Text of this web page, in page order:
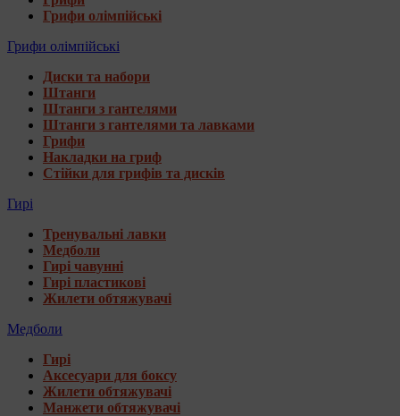
Грифи олімпійські
Грифи олімпійські
Диски та набори
Штанги
Штанги з гантелями
Штанги з гантелями та лавками
Грифи
Накладки на гриф
Стійки для грифів та дисків
Гирі
Тренувальні лавки
Медболи
Гирі чавунні
Гирі пластикові
Жилети обтяжувачі
Медболи
Гирі
Аксесуари для боксу
Жилети обтяжувачі
Манжети обтяжувачі